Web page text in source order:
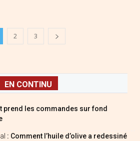
2 3
EN CONTINU
prend les commandes sur fond
: Comment l’huile d’olive a redessiné